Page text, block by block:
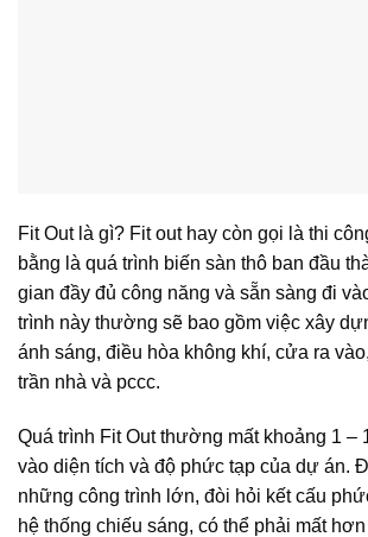
Fit Out là gì? Fit out hay còn gọi là thi
bằng là quá trình biến sàn thô ban đầu
gian đầy đủ công năng và sẵn sàng đi
trình này thường sẽ bao gồm việc xây
ánh sáng, điều hòa không khí, cửa ra
trần nhà và pccc.
Quá trình Fit Out thường mất khoảng 1 –
vào diện tích và độ phức tạp của dự án.
những công trình lớn, đòi hỏi kết cấu
hệ thống chiếu sáng, có thể phải mất